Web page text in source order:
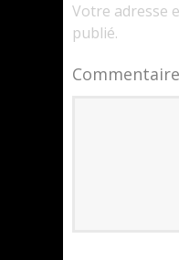
Votre adresse
publié.
Commentaire